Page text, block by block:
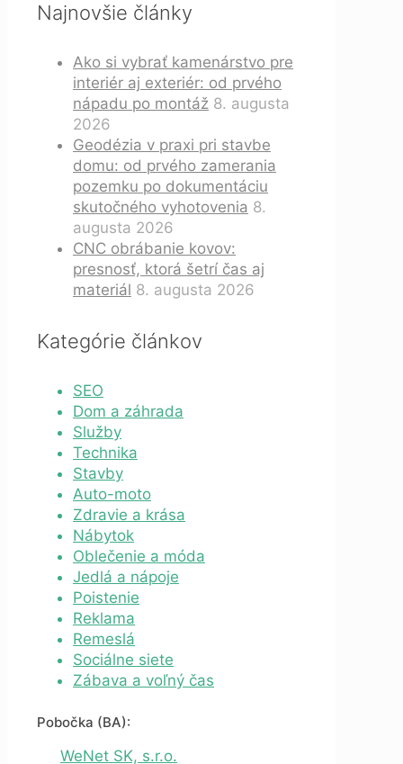
Najnovšie články
Ako si vybrať kamenárstvo pre
interiér aj exteriér: od prvého
nápadu po montáž 8. augusta
2026
Geodézia v praxi pri stavbe
domu: od prvého zamerania
pozemku po dokumentáciu
skutočného vyhotovenia 8.
augusta 2026
CNC obrábanie kovov:
presnosť, ktorá šetrí čas aj
materiál 8. augusta 2026
Kategórie článkov
SEO
Dom a záhrada
Služby
Technika
Stavby
Auto-moto
Zdravie a krása
Nábytok
Oblečenie a móda
Jedlá a nápoje
Poistenie
Reklama
Remeslá
Sociálne siete
Zábava a voľný čas
Pobočka (BA):
WeNet SK, s.r.o.